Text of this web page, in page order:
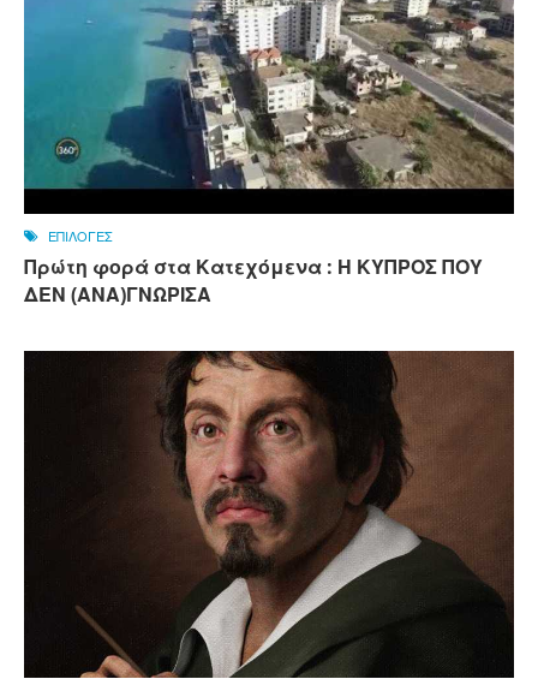
ΕΠΙΛΟΓΕΣ
Πρώτη φορά στα Κατεχόμενα : Η ΚΥΠΡΟΣ ΠΟΥ
ΔΕΝ (ΑΝΑ)ΓΝΩΡΙΣΑ